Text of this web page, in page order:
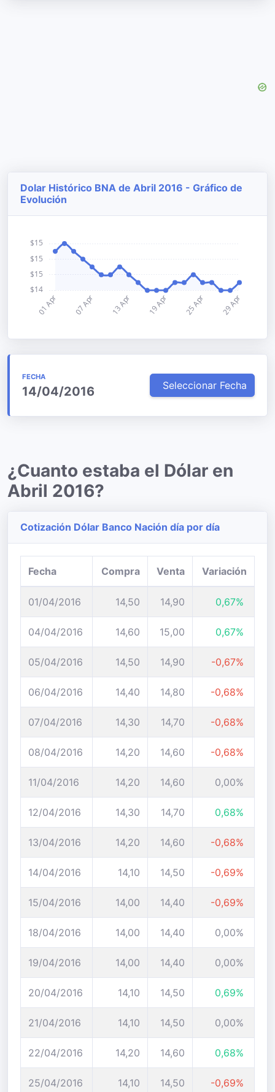
Dolar Histórico BNA de Abril 2016 - Gráfico de
Evolución
FECHA
14/04/2016 Seleccionar Fecha
¿Cuanto estaba el Dólar en
Abril 2016?
Cotización Dólar Banco Nación día por día
Fecha Compra Venta Variación
01/04/2016 14,50 14,90 0,67%
04/04/2016 14,60 15,00 0,67%
05/04/2016 14,50 14,90 -0,67%
06/04/2016 14,40 14,80 -0,68%
07/04/2016 14,30 14,70 -0,68%
08/04/2016 14,20 14,60 -0,68%
11/04/2016 14,20 14,60 0,00%
12/04/2016 14,30 14,70 0,68%
13/04/2016 14,20 14,60 -0,68%
14/04/2016 14,10 14,50 -0,69%
15/04/2016 14,00 14,40 -0,69%
18/04/2016 14,00 14,40 0,00%
19/04/2016 14,00 14,40 0,00%
20/04/2016 14,10 14,50 0,69%
21/04/2016 14,10 14,50 0,00%
22/04/2016 14,20 14,60 0,68%
25/04/2016 14,10 14,50 -0,69%